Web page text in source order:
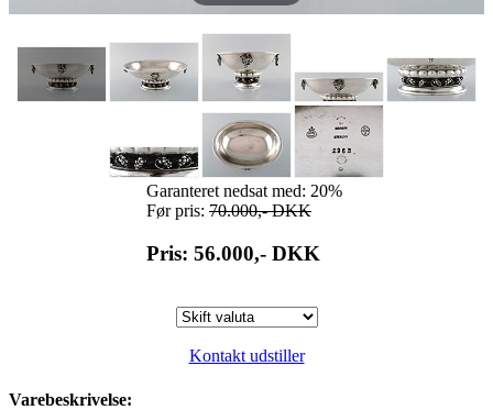
Garanteret nedsat med: 20%
Før pris: 70.000,-DKK
Pris: 56.000,- DKK
Kontakt udstiller
Varebeskrivelse: